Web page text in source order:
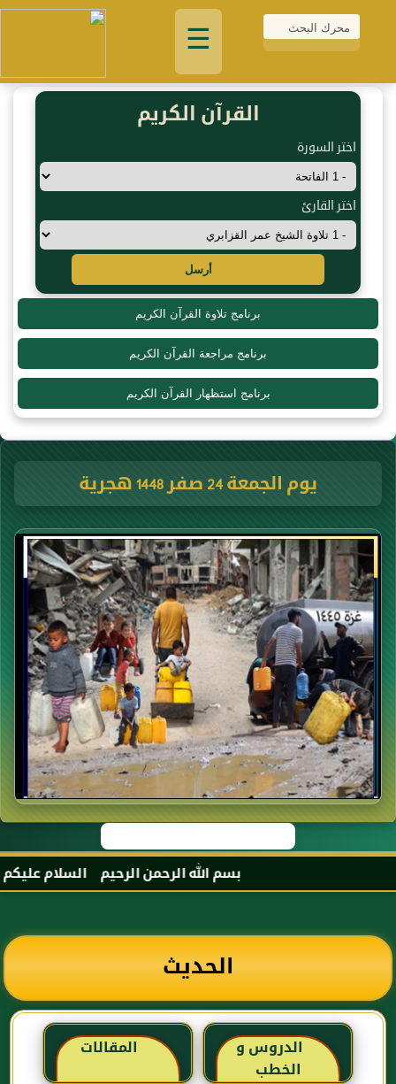
☰
القرآن الكريم
اختر السورة
اختر القارئ
أرسل
برنامج تلاوة القرآن الكريم
برنامج مراجعة القرآن الكريم
برنامج استظهار القرآن الكريم
يوم الجمعة 24 صفر 1448 هجرية
بسم الله الرحمن الرحيم السلام عليكم
الحديث
الدروس و
الخطب
المقالات